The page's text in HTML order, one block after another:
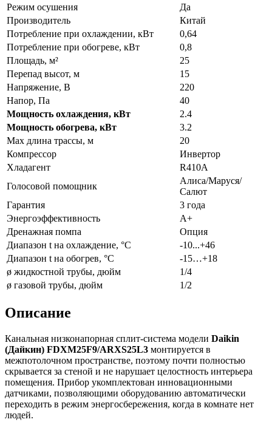
Режим осушения
Да
Производитель
Китай
Потребление при охлаждении, кВт
0,64
Потребление при обогреве, кВт
0,8
Площадь, м²
25
Перепад высот, м
15
Напряжение, В
220
Напор, Па
40
Мощность охлаждения, кВт
2.4
Мощность обогрева, кВт
3.2
Max длина трассы, м
20
Компрессор
Инвертор
Хладагент
R410A
Голосовой помощник
Алиса/Маруся/
Салют
Гарантия
3 года
Энергоэффективность
A+
Дренажная помпа
Опция
Диапазон t на охлаждение, °С
-10...+46
Диапазон t на обогрев, °С
-15…+18
ø жидкостной трубы, дюйм
1/4
ø газовой трубы, дюйм
1/2
Описание
Канальная низконапорная сплит-система модели Daikin
(Дайкин) FDXM25F9/ARXS25L3 монтируется в
межпотолочном пространстве, поэтому почти полностью
скрывается за стеной и не нарушает целостность интерьера
помещения. Прибор укомплектован инновационными
датчиками, позволяющими оборудованию автоматически
переходить в режим энергосбережения, когда в комнате нет
людей.